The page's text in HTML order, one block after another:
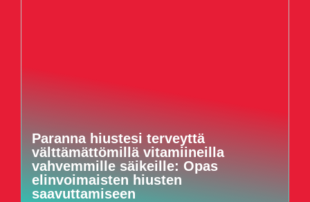
Paranna hiustesi terveyttä
välttämättömillä vitamiineilla
vahvemmille säikeille: Opas
elinvoimaisten hiusten
saavuttamiseen